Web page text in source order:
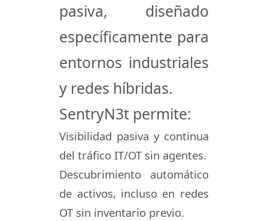
pasiva, diseñado
específicamente para
entornos industriales
y redes híbridas.
SentryN3t permite:
Visibilidad pasiva y continua
del tráfico IT/OT sin agentes.
Descubrimiento automático
de activos, incluso en redes
OT sin inventario previo.